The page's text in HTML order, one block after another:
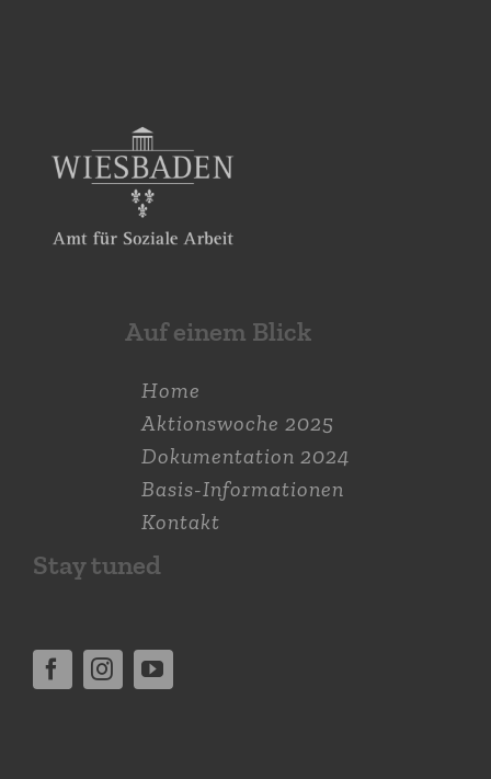
Auf einem Blick
Home
Aktions­woche 2025
Dokumen­tation 2024
Basis-Informationen
Kontakt
Stay tuned